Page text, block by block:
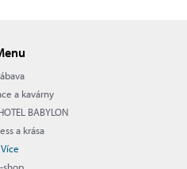
a kavárny
BABYLON
a krása
Více